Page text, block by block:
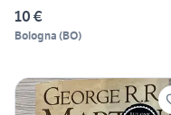
10 €
Bologna (BO)